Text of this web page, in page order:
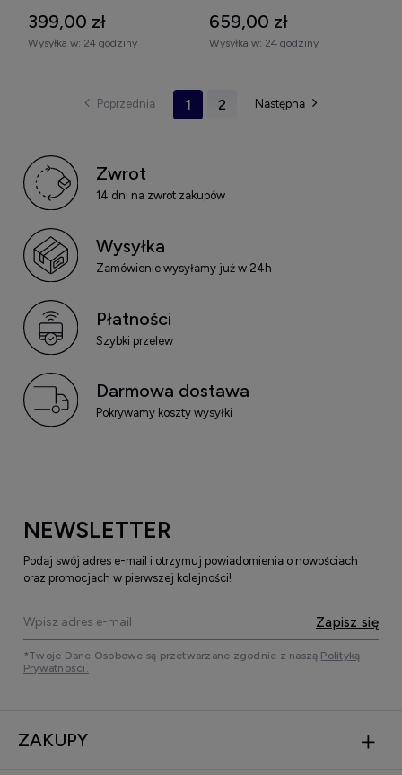
399,00 zł
Wysyłka w: 24 godziny
659,00 zł
Wysyłka w: 24 godziny
1 2
Zwrot
14 dni na zwrot zakupów
Wysyłka
Zamówienie wysyłamy już w 24h
Płatności
Szybki przelew
Darmowa dostawa
Pokrywamy koszty wysyłki
NEWSLETTER
Podaj swój adres e-mail i otrzymuj powiadomienia o nowościach
oraz promocjach w pierwszej kolejności!
Zapisz się
*Twoje Dane Osobowe są przetwarzane zgodnie z naszą Polityką
Prywatności.
ZAKUPY